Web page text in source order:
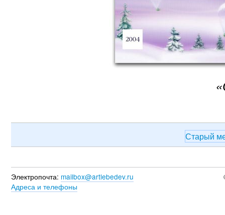
Старый
Электропочта: mailbox@artlebedev.ru
Адреса и телефоны